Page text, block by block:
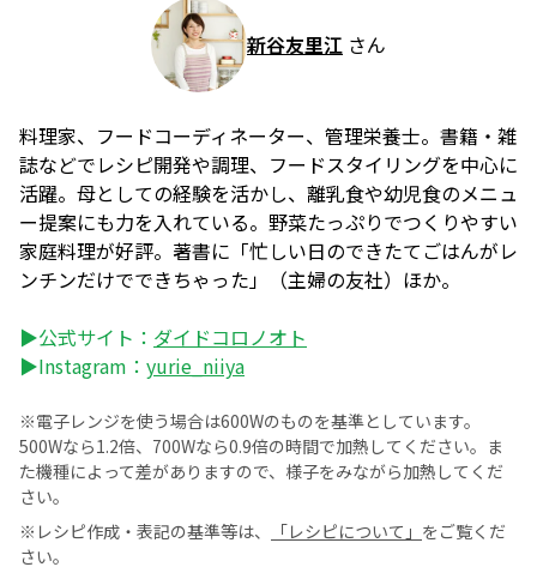
新谷友里江 さん
料理家、フードコーディネーター、管理栄養士。書籍・雑
誌などでレシピ開発や調理、フードスタイリングを中心に
活躍。母としての経験を活かし、離乳食や幼児食のメニュ
ー提案にも力を入れている。野菜たっぷりでつくりやすい
家庭料理が好評。著書に「忙しい日のできたてごはんがレ
ンチンだけでできちゃった」（主婦の友社）ほか。
▶公式サイト： ダイドコロノオト
▶Instagram： yurie_niiya
※電子レンジを使う場合は600Wのものを基準としています。
500Wなら1.2倍、700Wなら0.9倍の時間で加熱してください。ま
た機種によって差がありますので、様子をみながら加熱してくだ
さい。
※レシピ作成・表記の基準等は、
「レシピについて」 をご覧くだ
さい。